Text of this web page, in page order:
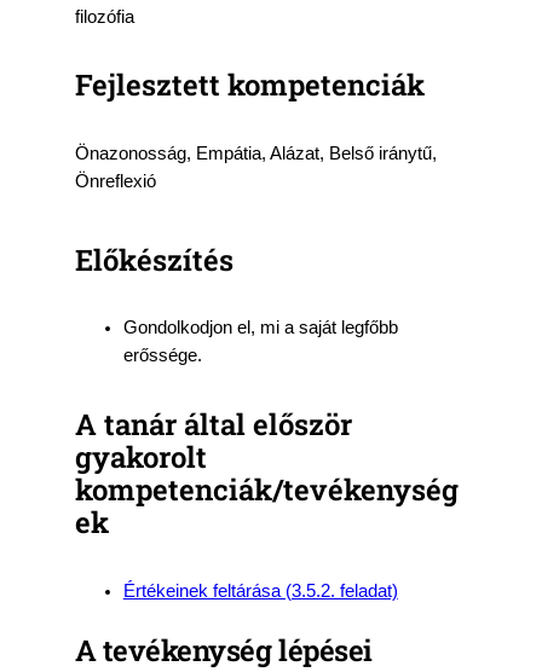
filozófia
Fejlesztett kompetenciák
Önazonosság, Empátia, Alázat, Belső iránytű,
Önreflexió
Előkészítés
Gondolkodjon el, mi a saját legfőbb
erőssége.
A tanár által először
gyakorolt
kompetenciák/tevékenység
ek
Értékeinek feltárása (3.5.2. feladat)
A tevékenység lépései